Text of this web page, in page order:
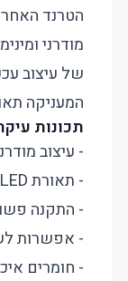
הטרנד
מודרני
המעניקה
תכונות
- עיצוב
- תאורת LED חסכונית באנרגיה
- התקנה
- אפשרות
- חומרים